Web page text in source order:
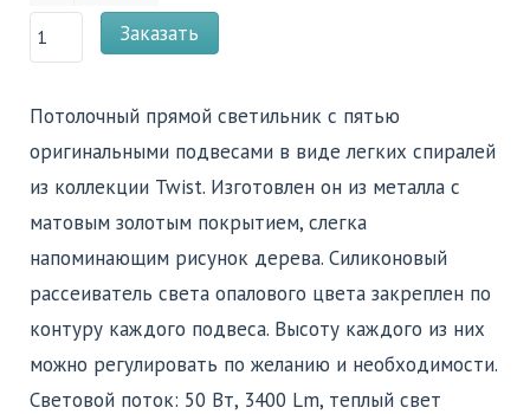
Заказать
Потолочный прямой светильник с пятью
оригинальными подвесами в виде легких спиралей
из коллекции Twist. Изготовлен он из металла с
матовым золотым покрытием, слегка
напоминающим рисунок дерева. Силиконовый
рассеиватель света опалового цвета закреплен по
контуру каждого подвеса. Высоту каждого из них
можно регулировать по желанию и необходимости.
Световой поток: 50 Вт, 3400 Lm, теплый свет